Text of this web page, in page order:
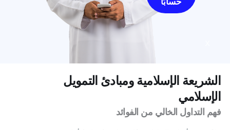
الشريعة الإسلامية ومبادئ التمويل
الإسلامي
فهم التداول الخالي من الفوائد